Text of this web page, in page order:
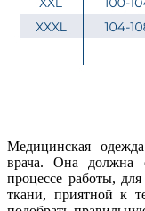
Медицинская
врача. Она должна
процессе работы,
ткани, приятной к